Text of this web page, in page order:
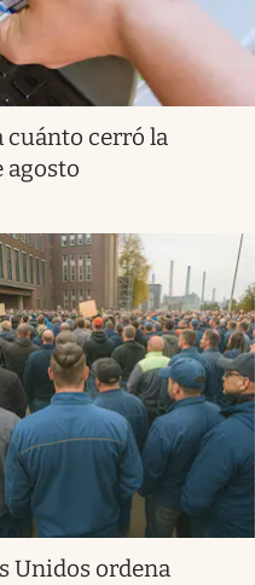
cuánto cerró la
agosto
Unidos ordena